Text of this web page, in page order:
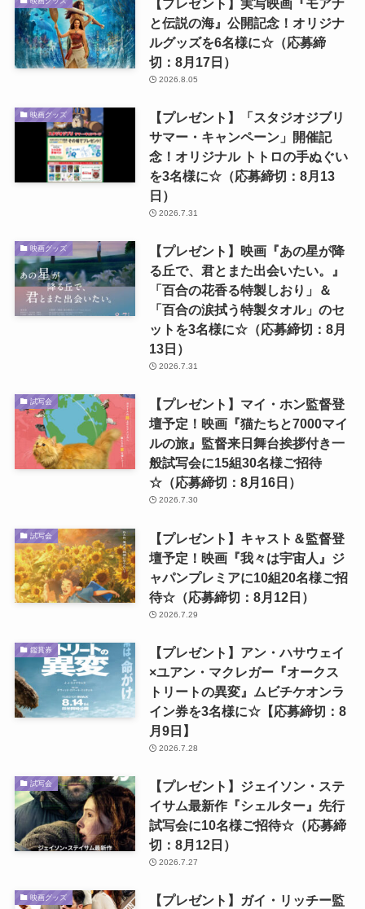
【プレゼント】実写映画『モアナ
と伝説の海』公開記念！オリジナ
ルグッズを6名様に☆（応募締
切：8月17日）
2026.8.05
映画グッズ
【プレゼント】「スタジオジブリ
サマー・キャンペーン」開催記
念！オリジナル トトロの手ぬぐい
を3名様に☆（応募締切：8月13
日）
2026.7.31
映画グッズ
【プレゼント】映画『あの星が降
る丘で、君とまた出会いたい。』
「百合の花香る特製しおり」＆
「百合の涙拭う特製タオル」のセ
ットを3名様に☆（応募締切：8月
13日）
2026.7.31
試写会
【プレゼント】マイ・ホン監督登
壇予定！映画『猫たちと7000マイ
ルの旅』監督来日舞台挨拶付き一
般試写会に15組30名様ご招待
☆（応募締切：8月16日）
2026.7.30
試写会
【プレゼント】キャスト＆監督登
壇予定！映画『我々は宇宙人』ジ
ャパンプレミアに10組20名様ご招
待☆（応募締切：8月12日）
2026.7.29
鑑賞券
【プレゼント】アン・ハサウェイ
×ユアン・マクレガー『オークス
トリートの異変』ムビチケオンラ
イン券を3名様に☆【応募締切：8
月9日】
2026.7.28
試写会
【プレゼント】ジェイソン・ステ
イサム最新作『シェルター』先行
試写会に10名様ご招待☆（応募締
切：8月12日）
2026.7.27
映画グッズ
【プレゼント】ガイ・リッチー監